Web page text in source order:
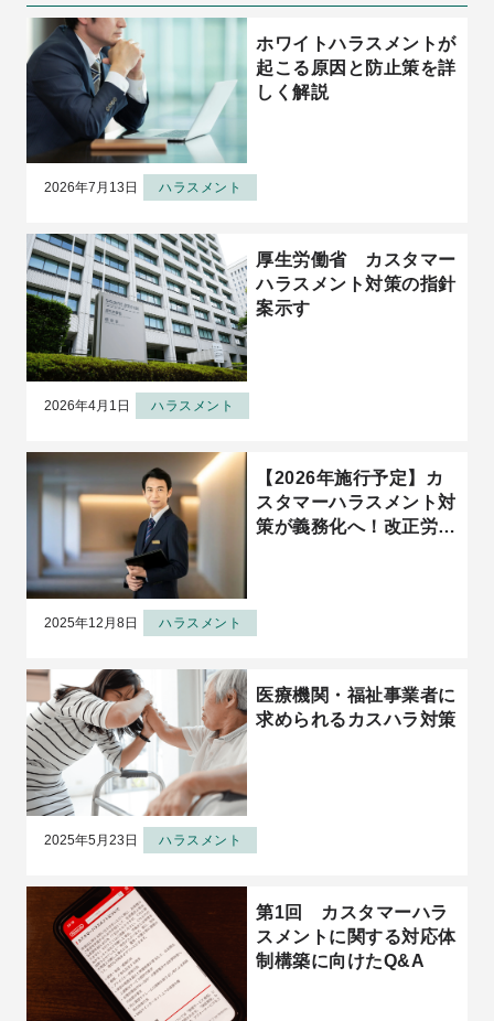
ホワイトハラスメントが
起こる原因と防止策を詳
しく解説
2026年7月13日 ハラスメント
厚生労働省 カスタマー
ハラスメント対策の指針
案示す
2026年4月1日 ハラスメント
【2026年施行予定】カ
スタマーハラスメント対
策が義務化へ！改正労働
2025年12月8日 ハラスメント
医療機関・福祉事業者に
求められるカスハラ対策
2025年5月23日 ハラスメント
第1回 カスタマーハラ
スメントに関する対応体
制構築に向けたQ&A